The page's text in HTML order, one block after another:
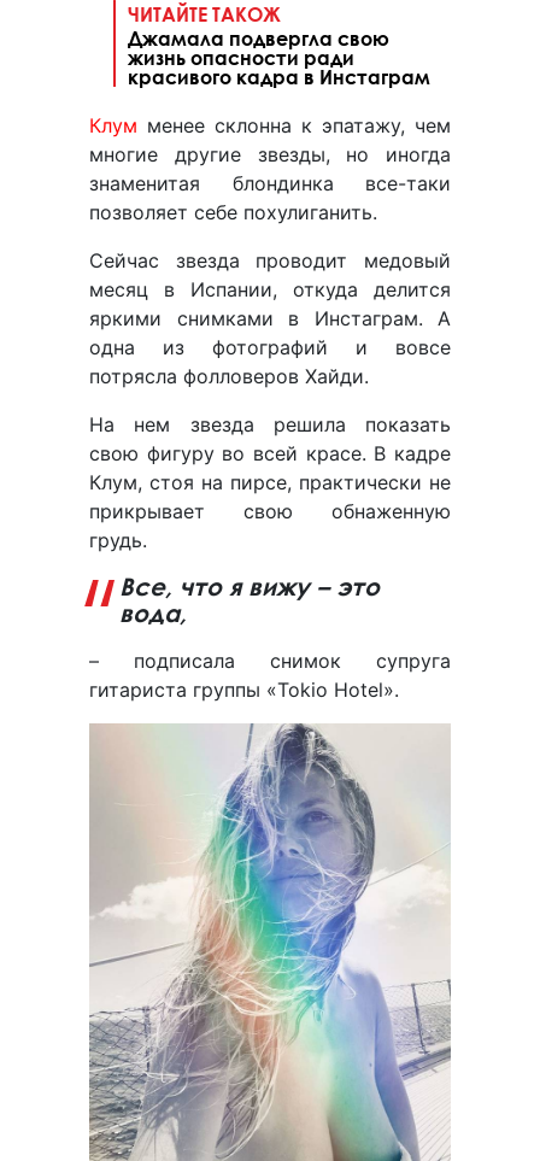
ЧИТАЙТЕ ТАКОЖ
Джамала подвергла свою
жизнь опасности ради
красивого кадра в Инстаграм
Клум менее склонна к эпатажу, чем
многие другие звезды, но иногда
знаменитая блондинка все-таки
позволяет себе похулиганить.
Сейчас звезда проводит медовый
месяц в Испании, откуда делится
яркими снимками в Инстаграм. А
одна из фотографий и вовсе
потрясла фолловеров Хайди.
На нем звезда решила показать
свою фигуру во всей красе. В кадре
Клум, стоя на пирсе, практически не
прикрывает свою обнаженную
грудь.
Все, что я вижу – это
вода,
– подписала снимок супруга
гитариста группы «Tokio Hotel».